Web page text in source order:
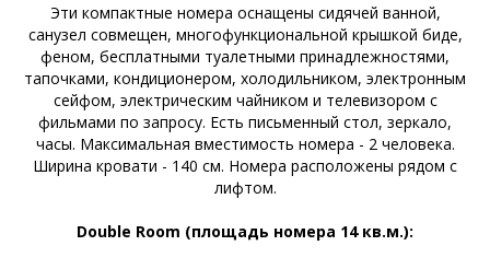
Эти компактные номера оснащены сидячей ванной,
санузел совмещен, многофункциональной крышкой биде,
феном, бесплатными туалетными принадлежностями,
тапочками, кондиционером, холодильником, электронным
сейфом, электрическим чайником и телевизором с
фильмами по запросу. Есть письменный стол, зеркало,
часы. Максимальная вместимость номера - 2 человека.
Ширина кровати - 140 см. Номера расположены рядом с
лифтом.
Double Room (площадь номера 14 кв.м.):